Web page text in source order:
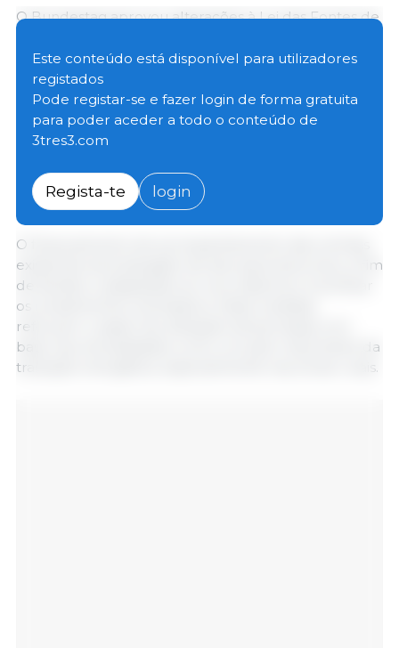
O Bundestag aprovou alterações à Lei das Fontes de
centrais de biogás mais flexíveis e garantir o
financiamento de acompanhamento. O objectivo do
pacote de medidas é optimizar a promoção da
geração de electricidade flexível e favorável ao
sistema a partir de energia de biomassa e aumentar
existentes, especialmente para aquelas com uma
ligação de rede de aquecimento municipal existente.
O financiamento de acompanhamento das centrais
existentes será alargado de dez para doze anos, a fim
de facilitar a adaptação ao novo sistema e incentivar
os investimentos necessários. Estas medidas
reforçam o papel da utilização da biomassa com
base nas necessidades como um pilar importante da
transição energética, especialmente nas zonas rurais.
Este conteúdo está disponível para utilizadores
registados
Pode registar-se e fazer login de forma gratuita
para poder aceder a todo o conteúdo de
3tres3.com
Regista-te login